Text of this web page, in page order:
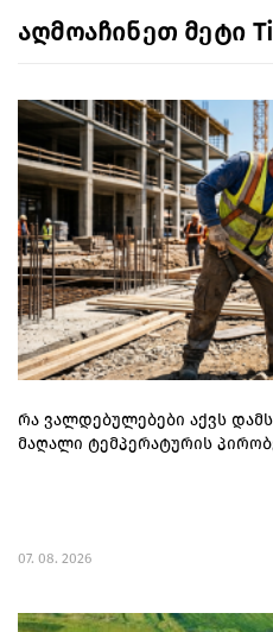
აღმოაჩინეთ მეტი
რა ვალდებულებები აქვს
მაღალი ტემპერატურის
07. 08. 2026